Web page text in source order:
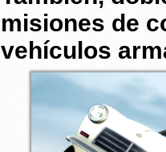
misiones de
vehículos